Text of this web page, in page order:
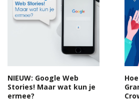
NIEUW: Google Web
Stories! Maar wat kun je
ermee?